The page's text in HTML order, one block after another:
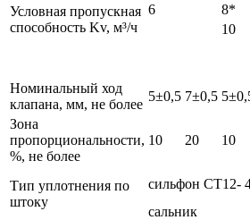
Условная пропускная
способность Kv, м³/ч
6
8*
10
Номинальный ход
клапана, мм, не более
5±0,5 7±0,5
Зона
пропорциональности,
%, не более
10 20 10
Тип уплотнения по
штоку
сильфон СТ12-
сальник